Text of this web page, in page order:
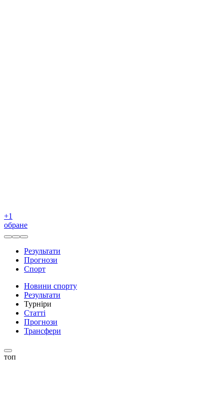
+1
обране
Результати
Прогнози
Спорт
Новини спорту
Результати
Турніри
Статті
Прогнози
Трансфери
топ